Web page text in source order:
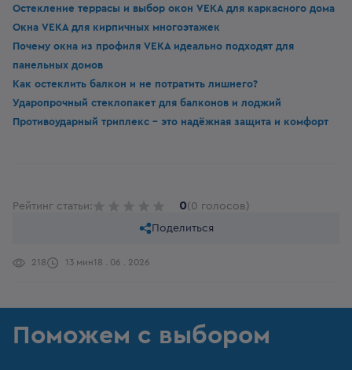
Остекление террасы и выбор окон VEKA для каркасного дома
Окна VEKA для кирпичных многоэтажек
Почему окна из профиля VEKA идеально подходят для
панельных домов
Как остеклить балкон и не потратить лишнего?
Ударопрочный стеклопакет для балконов и лоджий
Противоударный триплекс - это надёжная защита и комфорт
Рейтинг статьи: 0(0 голосов)
Поделиться
218 13 мин18 . 06 . 2026
Поможем с выбором